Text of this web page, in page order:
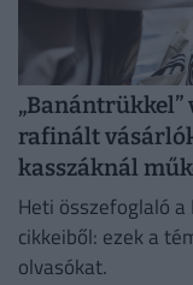
rafinált
kasszáknál
Heti összefoglaló
cikkeiből: ezek a
olvasókat.